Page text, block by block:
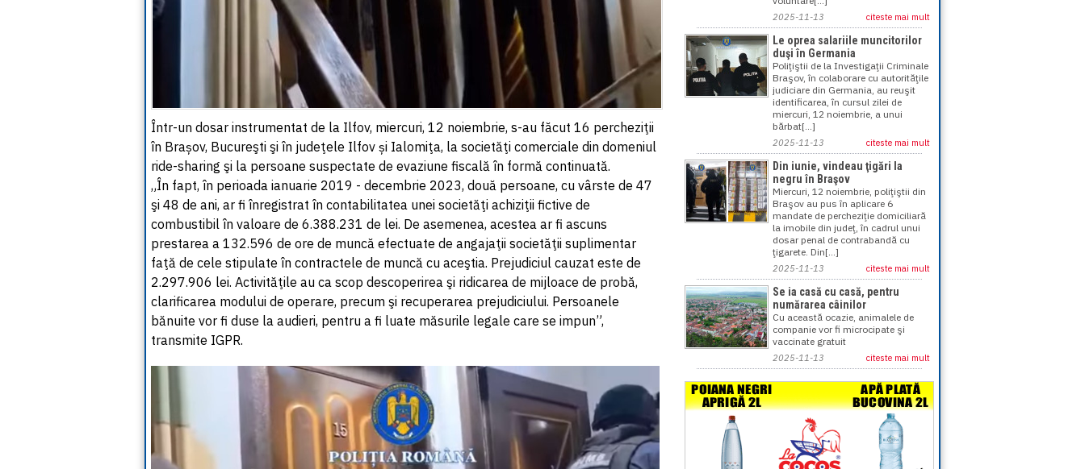
Într-un dosar instrumentat de la Ilfov, miercuri, 12 noiembrie, s-au făcut 16 percheziţii
în Brașov, Bucureşti şi în judeţele Ilfov și Ialomiţa, la societăţi comerciale din domeniul
ride-sharing şi la persoane suspectate de evaziune fiscală în formă continuată.
„În fapt, în perioada ianuarie 2019 - decembrie 2023, două persoane, cu vârste de 47
şi 48 de ani, ar fi înregistrat în contabilitatea unei societăţi achiziţii fictive de
combustibil în valoare de 6.388.231 de lei. De asemenea, acestea ar fi ascuns
prestarea a 132.596 de ore de muncă efectuate de angajaţii societăţii suplimentar
faţă de cele stipulate în contractele de muncă cu aceştia. Prejudiciul cauzat este de
2.297.906 lei. Activităţile au ca scop descoperirea şi ridicarea de mijloace de probă,
clarificarea modului de operare, precum şi recuperarea prejudiciului. Persoanele
bănuite vor fi duse la audieri, pentru a fi luate măsurile legale care se impun”,
transmite IGPR.
2025-11-13 citeste mai mult
Le oprea salariile muncitorilor
duşi în Germania
Poliţiştii de la Investigaţii Criminale
Braşov, în colaborare cu autorităţile
judiciare din Germania, au reuşit
identificarea, în cursul zilei de
miercuri, 12 noiembrie, a unui
bărbat[...]
2025-11-13 citeste mai mult
Din iunie, vindeau ţigări la
negru în Braşov
Miercuri, 12 noiembrie, poliţiştii din
Braşov au pus în aplicare 6
mandate de percheziţie domiciliară
la imobile din judeţ, în cadrul unui
dosar penal de contrabandă cu
ţigarete. Din[...]
2025-11-13 citeste mai mult
Se ia casă cu casă, pentru
numărarea câinilor
Cu această ocazie, animalele de
companie vor fi microcipate şi
vaccinate gratuit
2025-11-13 citeste mai mult